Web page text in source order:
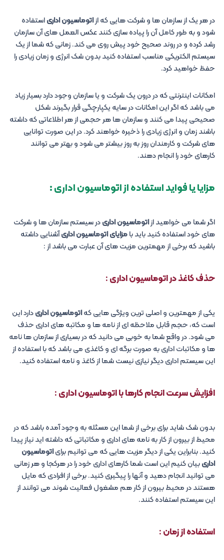
در هر یک از سازمان ها و شرکت هایی که ازاتوماسیون اداریاستفاده
شود و به طور کامل آن را پیاده سازی کنند عکس العمل های آن سازمان
رشد کرده و در روند صحیح خود پیش روی می کند. زمانی که شما از یک
سیستم الکتریکی مناسب استفاده کنید بدون شک انرژی و زمان زیادی را
حفظ خواهید کرد.
امکانات اینترنتی که در درون یک شرکت و یا سازمان وجود دارد بسیار زیاد
می باشد که اگر این امکانات در سایه یکپارچگی قرار بگیرند شکل
صحیحی پیدا می کنند و سازمان ها هر حجمی از هر اطلاعاتی که داشته
باشند زمان و انرژی زیادی را ذخیره خواهند کرد. در این صورت توانایی
های شرکت و کارمندان روز به روز بیشتر می شود و بهتر می توانند
کارهای خود را انجام دهند.
مزایا یا فواید استفاده از اتوماسیون اداری :
اگر شما می خواهید ازاتوماسیون اداریدر سیستم سازمان ها و شرکت
های خود استفاده کنید باید بامزایای اتوماسیون اداریآشنایی داشته
باشید که برخی از مهمترین مزیت های آن عبارت می باشد از :
حذف کاغذ در اتوماسیون اداری :
یکی از مهمترین و اصلی ترین ویژگی هایی کهاتوماسیون اداریدارد این
است که، حجم قابل ملاحظه ای از نامه ها و مکاتبه های اداری حذف
می شود. در واقع شما به خوبی می دانید که در بسیاری از سازمان ها نامه
ها و مکاتبات اداری به صورت برگه ای و کاغذی می باشد که با استفاده از
این سیستم اداری دیگر نیازی نیست شما از کاغذ و نامه استفاده کنید.
افزایش سرعت انجام کارها با اتوماسیون اداری :
بدون شک شاید برای برخی از شما این مسئله به وجود آمده باشد که در
محیط از بیرون از کار به نامه های اداری و مکاتباتی که داشته اید نیاز پیدا
کنید. بنابراین یکی از دیگر مزیت هایی که می توانیم برایاتوماسیون
اداریبیان کنیم این است شما کارهای اداری خود را در هرکجا و هر زمانی
می توانید انجام دهید و آنها را پیگیری کنید. برخی از افرادی که مایل
هستند در محیط بیرون از کار هم مشغول فعالیت شوند می توانند از
این سیستم استفاده کنند.
استفاده از زمان :